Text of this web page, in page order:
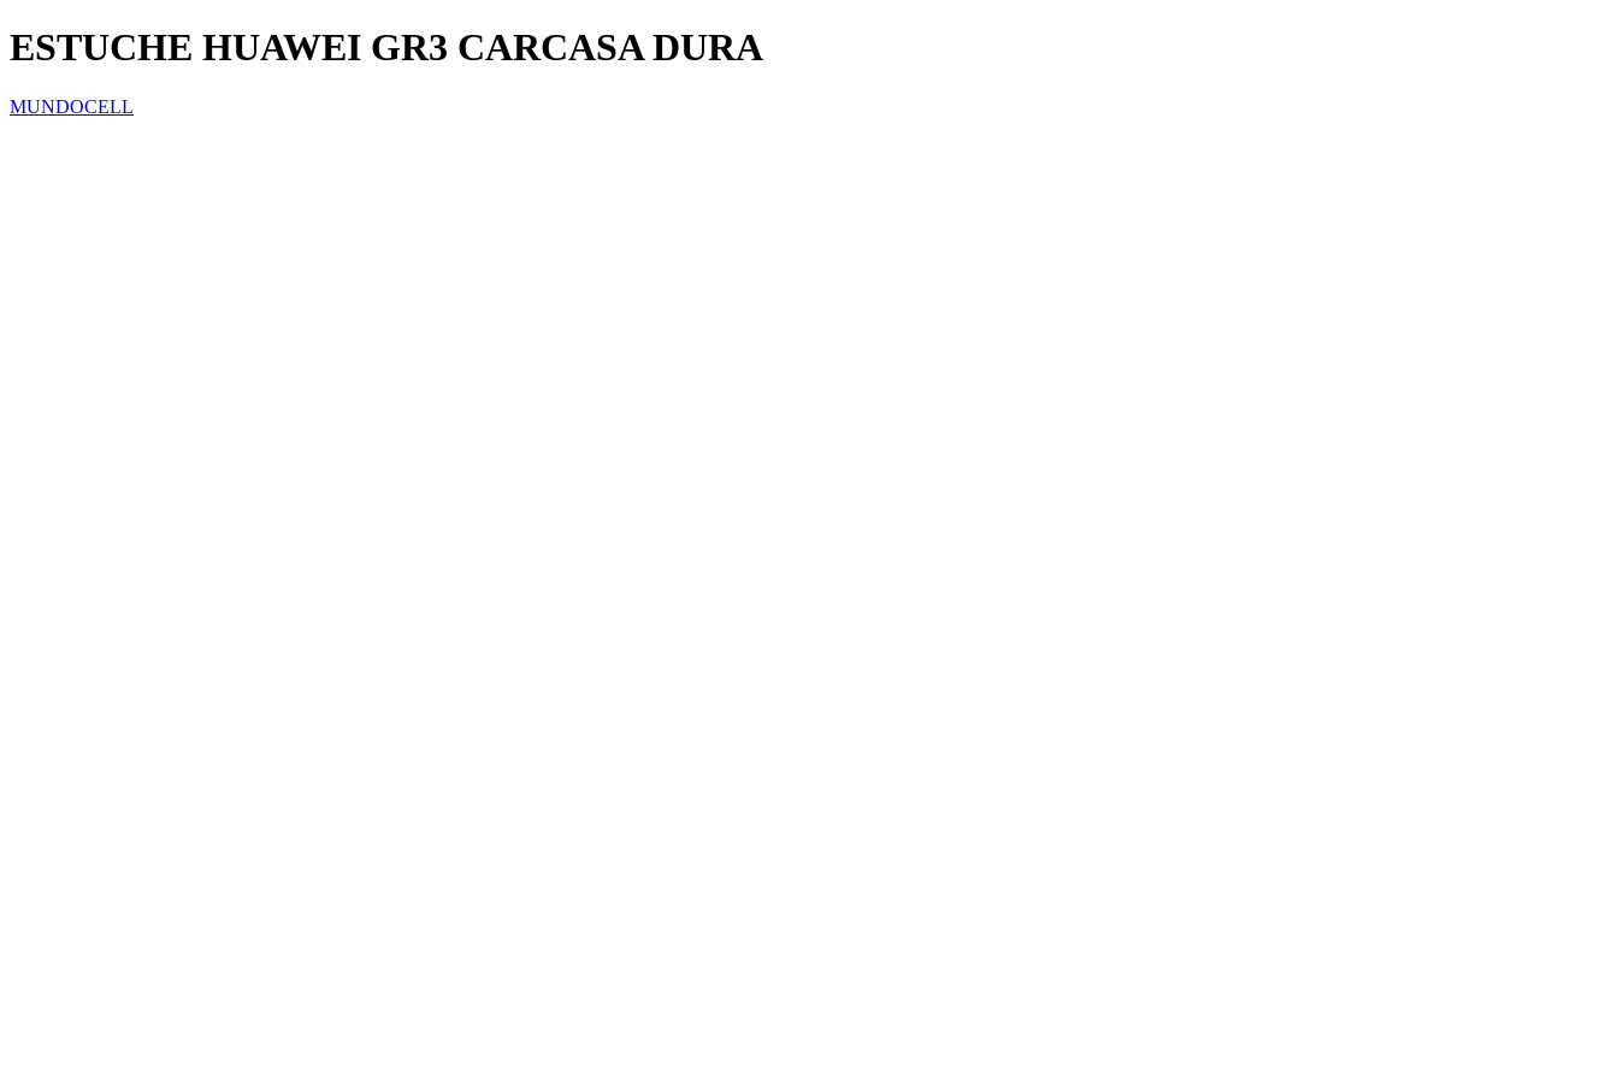
ESTUCHE HUAWEI GR3 CARCASA DURA
MUNDOCELL